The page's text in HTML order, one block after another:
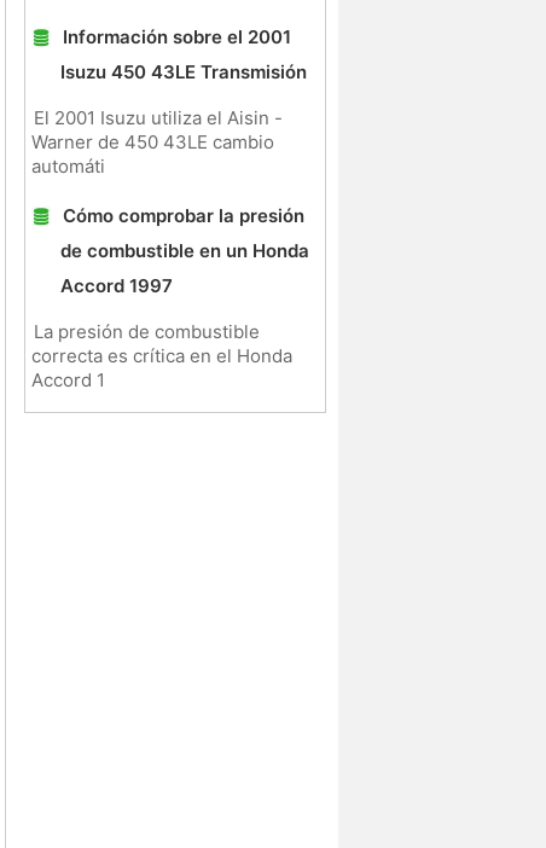
Información sobre el 2001
Isuzu 450 43LE Transmisión
El 2001 Isuzu utiliza el Aisin -
Warner de 450 43LE cambio
automáti
Cómo comprobar la presión
de combustible en un Honda
Accord 1997
La presión de combustible
correcta es crítica en el Honda
Accord 1